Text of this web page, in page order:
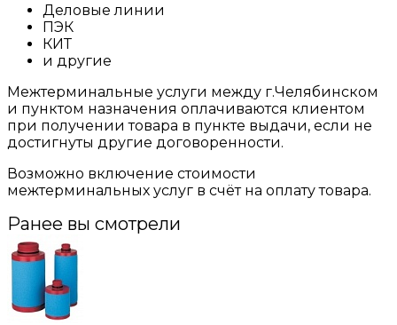
Деловые линии
ПЭК
КИТ
и другие
Межтерминальные услуги между г.Челябинском
и пунктом назначения оплачиваются клиентом
при получении товара в пункте выдачи, если не
достигнуты другие договоренности.
Возможно включение стоимости
межтерминальных услуг в счёт на оплату товара.
Ранее вы смотрели